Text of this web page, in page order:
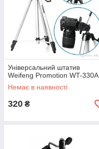
Універсальний штатив
Weifeng Promotion WT-330A
Немає в наявності
320 ₴